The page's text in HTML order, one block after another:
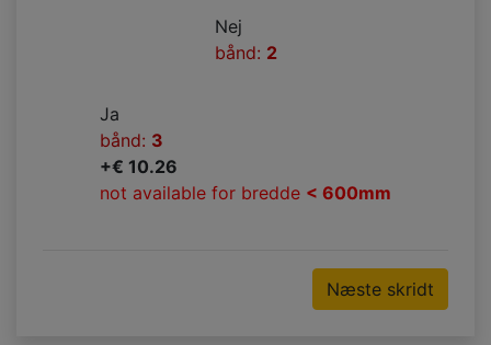
Nej
bånd: 2
Ja
bånd: 3
+€ 10.26
not available for bredde < 600mm
Næste skridt